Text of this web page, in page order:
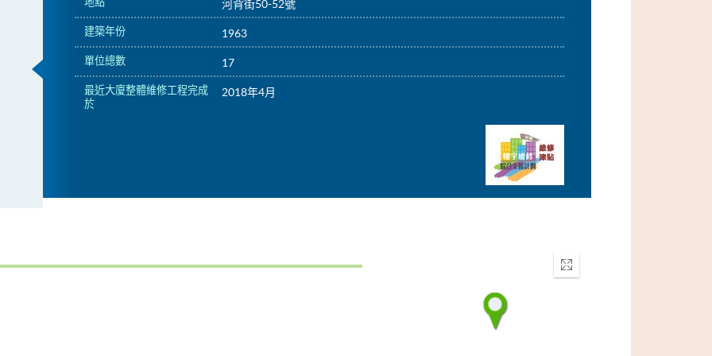
河背街50-52號
建築年份 1963
單位總數 17
最近大廈整體維修工程完成
於
2018年4月
Enter
fullscreen